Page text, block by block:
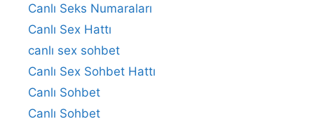
Canlı Seks Numaraları
Canlı Sex Hattı
canlı sex sohbet
Canlı Sex Sohbet Hattı
Canlı Sohbet
Canlı Sohbet